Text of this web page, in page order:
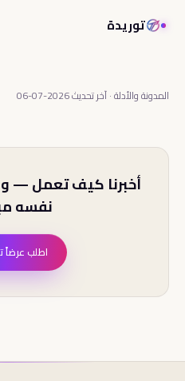
توريدة
المدونة والأدلة·آخر تحديث2026-07-06
أخبرنا كيف تعمل —
نفسه
اطلب عرضاً